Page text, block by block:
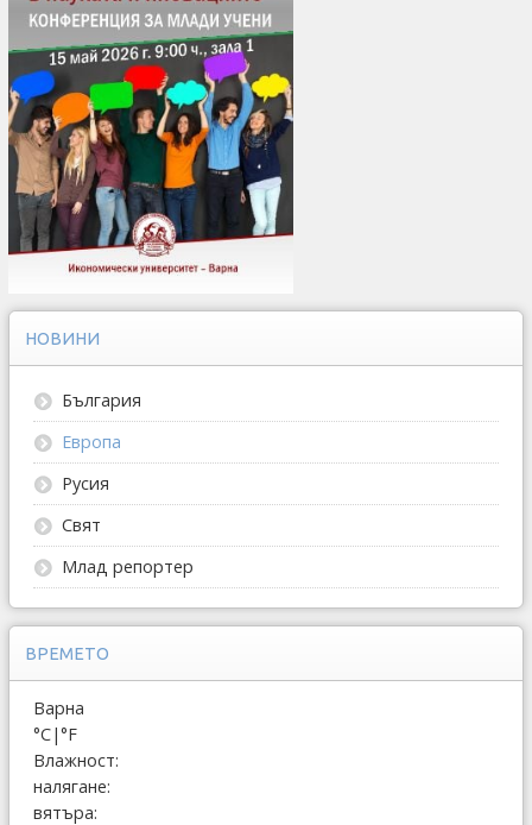
НОВИНИ
България
Европа
Русия
Свят
Млад репортер
ВРЕМЕТО
Варна
°C|°F
Влажност:
налягане:
вятъра: